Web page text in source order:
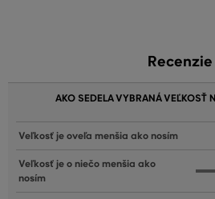
Recenzie
AKO SEDELA VYBRANÁ VEĽKOSŤ
Veľkosť je oveľa menšia ako nosím
Veľkosť je o niečo menšia ako
nosím